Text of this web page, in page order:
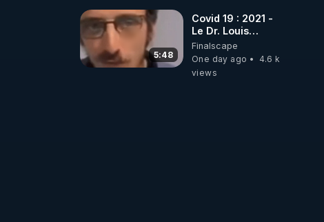
5:48
Covid 19 : 2021 -
Le Dr. Louis
Fouché renverse
le plateau de
CNews !
Finalscape
One day ago
4.6 k
views